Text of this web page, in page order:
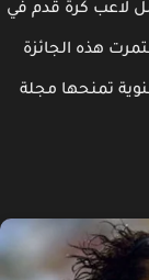
كرة قدم في
هذه الجائزة